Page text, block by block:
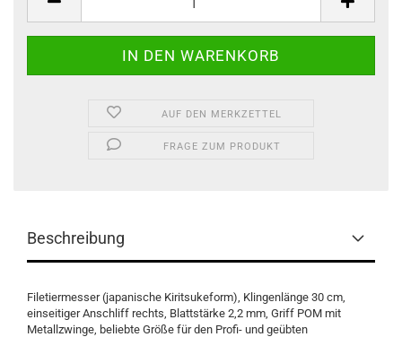
AUF DEN MERKZETTEL
FRAGE ZUM PRODUKT
Beschreibung
Filetiermesser (japanische Kiritsukeform), Klingenlänge 30 cm,
einseitiger Anschliff rechts, Blattstärke 2,2 mm, Griff POM mit
Metallzwinge, beliebte Größe für den Profi- und geübten